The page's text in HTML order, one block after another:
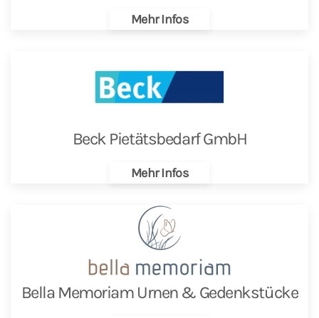
Mehr Infos
Beck Pietätsbedarf GmbH
Mehr Infos
Bella Memoriam Urnen & Gedenkstücke